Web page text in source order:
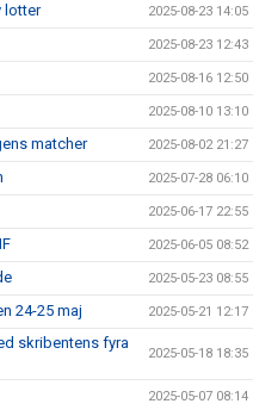
lotter 2025-08-23 14:05
2025-08-23 12:43
2025-08-16 12:50
2025-08-10 13:10
matcher 2025-08-02 21:27
2025-07-28 06:10
2025-06-17 22:55
2025-06-05 08:52
2025-05-23 08:55
24-25 maj 2025-05-21 12:17
skribentens fyra
2025-05-18 18:35
2025-05-07 08:14